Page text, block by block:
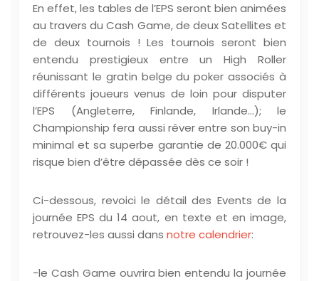
En effet, les tables de l’EPS seront bien animées
au travers du Cash Game, de deux Satellites et
de deux tournois ! Les tournois seront bien
entendu prestigieux entre un High Roller
réunissant le gratin belge du poker associés à
différents joueurs venus de loin pour disputer
l’EPS (Angleterre, Finlande, Irlande…); le
Championship fera aussi rêver entre son buy-in
minimal et sa superbe garantie de 20.000€ qui
risque bien d’être dépassée dès ce soir !
Ci-dessous, revoici le détail des Events de la
journée EPS du 14 aout, en texte et en image,
retrouvez-les aussi dans notre calendrier:
-le Cash Game ouvrira bien entendu la journée